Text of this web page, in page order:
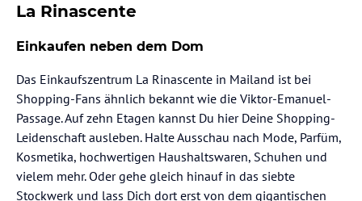
La Rinascente
Einkaufen neben dem Dom
Das Einkaufszentrum La Rinascente in Mailand ist bei
Shopping-Fans ähnlich bekannt wie die Viktor-Emanuel-
Passage. Auf zehn Etagen kannst Du hier Deine Shopping-
Leidenschaft ausleben. Halte Ausschau nach Mode, Parfüm,
Kosmetika, hochwertigen Haushaltswaren, Schuhen und
vielem mehr. Oder gehe gleich hinauf in das siebte
Stockwerk und lass Dich dort erst von dem gigantischen